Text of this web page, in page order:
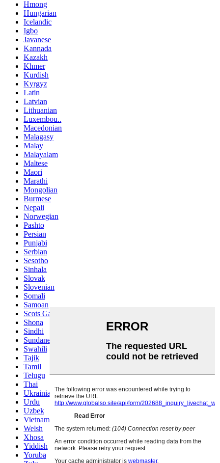
Hmong
Hungarian
Icelandic
Igbo
Javanese
Kannada
Kazakh
Khmer
Kurdish
Kyrgyz
Latin
Latvian
Lithuanian
Luxembou..
Macedonian
Malagasy
Malay
Malayalam
Maltese
Maori
Marathi
Mongolian
Burmese
Nepali
Norwegian
Pashto
Persian
Punjabi
Serbian
Sesotho
Sinhala
Slovak
Slovenian
Somali
Samoan
Scots Gaelic
Shona
Sindhi
Sundanese
Swahili
Tajik
Tamil
Telugu
Thai
Ukrainian
Urdu
Uzbek
Vietnamese
Welsh
Xhosa
Yiddish
Yoruba